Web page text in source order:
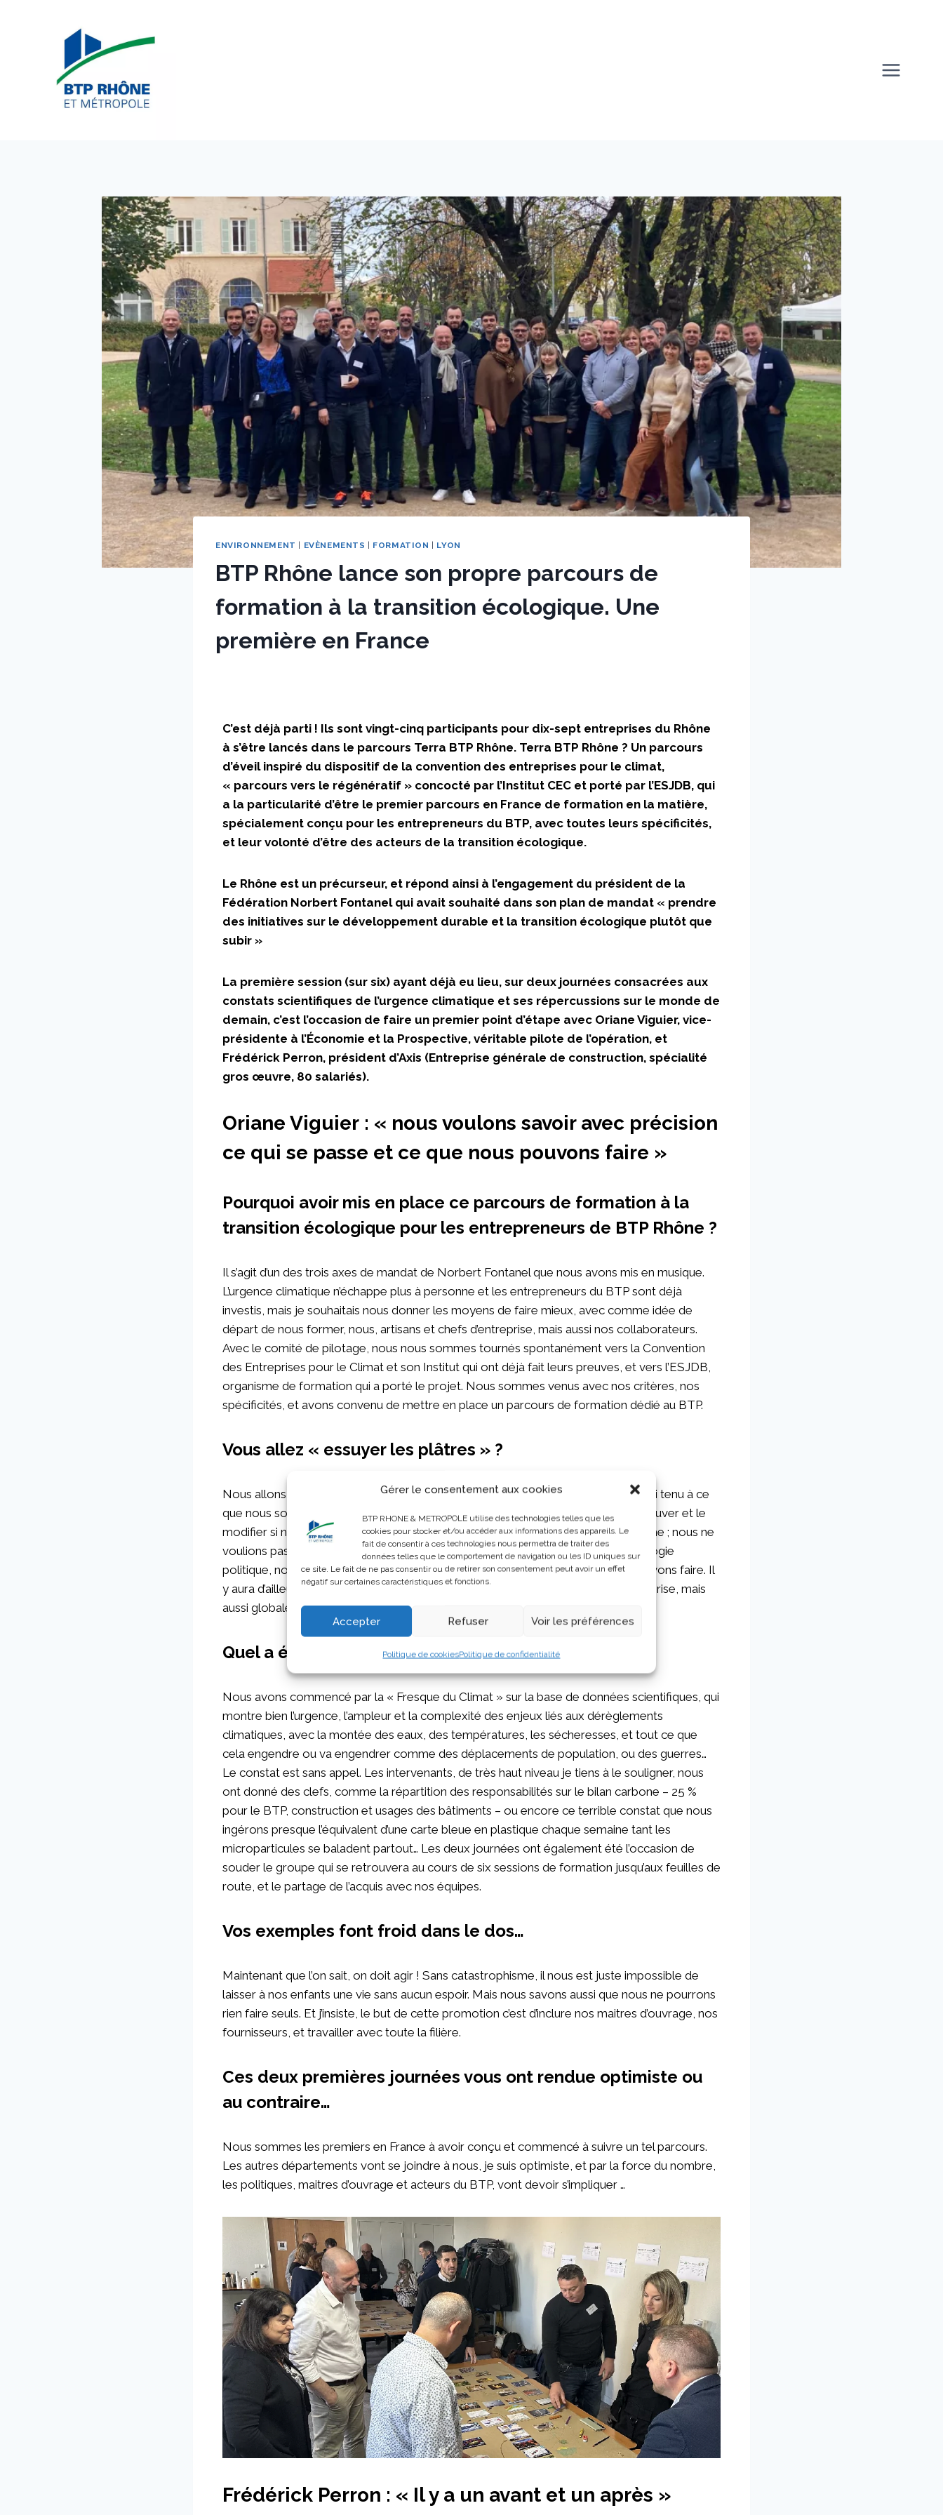
Gérer le consentement aux cookies
BTP RHONE & METROPOLE utilise des technologies telles que les
cookies pour stocker et/ou accéder aux informations des appareils. Le
fait de consentir à ces technologies nous permettra de traiter des
données telles que le comportement de navigation ou les ID uniques sur
ce site. Le fait de ne pas consentir ou de retirer son consentement peut avoir un effet
négatif sur certaines caractéristiques et fonctions.
Accepter Refuser Voir les préférences
Politique de cookiesPolitique de confidentialité
ENVIRONNEMENT EVÈNEMENTS FORMATION LYON
BTP Rhône lance son propre parcours de
formation à la transition écologique. Une
première en France
C’est déjà parti ! Ils sont vingt-cinq participants pour dix-sept entreprises du Rhône
à s’être lancés dans le parcours Terra BTP Rhône. Terra BTP Rhône ? Un parcours
d’éveil inspiré du dispositif de la convention des entreprises pour le climat,
« parcours vers le régénératif » concocté par l’Institut CEC et porté par l’ESJDB, qui
a la particularité d’être le premier parcours en France de formation en la matière,
spécialement conçu pour les entrepreneurs du BTP, avec toutes leurs spécificités,
et leur volonté d’être des acteurs de la transition écologique.
Le Rhône est un précurseur, et répond ainsi à l’engagement du président de la
Fédération Norbert Fontanel qui avait souhaité dans son plan de mandat « prendre
des initiatives sur le développement durable et la transition écologique plutôt que
subir »
La première session (sur six) ayant déjà eu lieu, sur deux journées consacrées aux
constats scientifiques de l’urgence climatique et ses répercussions sur le monde de
demain, c’est l’occasion de faire un premier point d’étape avec Oriane Viguier, vice-
présidente à l’Économie et la Prospective, véritable pilote de l’opération, et
Frédérick Perron, président d’Axis (Entreprise générale de construction, spécialité
gros œuvre, 80 salariés).
Oriane Viguier : « nous voulons savoir avec précision
ce qui se passe et ce que nous pouvons faire »
Pourquoi avoir mis en place ce parcours de formation à la
transition écologique pour les entrepreneurs de BTP Rhône ?
Il s’agit d’un des trois axes de mandat de Norbert Fontanel que nous avons mis en musique.
L’urgence climatique n’échappe plus à personne et les entrepreneurs du BTP sont déjà
investis, mais je souhaitais nous donner les moyens de faire mieux, avec comme idée de
départ de nous former, nous, artisans et chefs d’entreprise, mais aussi nos collaborateurs.
Avec le comité de pilotage, nous nous sommes tournés spontanément vers la Convention
des Entreprises pour le Climat et son Institut qui ont déjà fait leurs preuves, et vers l’ESJDB,
organisme de formation qui a porté le projet. Nous sommes venus avec nos critères, nos
spécificités, et avons convenu de mettre en place un parcours de formation dédié au BTP.
Vous allez « essuyer les plâtres » ?
Nous allons en effet être une promotion « pilote ». C’est la raison pour laquelle j’ai tenu à ce
que nous soyons plusieurs membres du bureau à suivre ce parcours afin de l’éprouver et le
modifier si nécessaire pour les promotions futures. Le mot clef est le pragmatisme ; nous ne
voulions pas d’une formation hors sol. Nous ne souhaitons pas de dogme, d’écologie
politique, nous voulons savoir avec précision ce qui se passe et ce que nous pouvons faire. Il
y aura d’ailleurs un livrable à la fin du parcours avec une feuille de route par entreprise, mais
aussi globale à notre promotion qui traitera de l’ensemble de la filière.
Quel a été le programme de ces deux journées ?
Nous avons commencé par la « Fresque du Climat » sur la base de données scientifiques, qui
montre bien l’urgence, l’ampleur et la complexité des enjeux liés aux dérèglements
climatiques, avec la montée des eaux, des températures, les sécheresses, et tout ce que
cela engendre ou va engendrer comme des déplacements de population, ou des guerres…
Le constat est sans appel. Les intervenants, de très haut niveau je tiens à le souligner, nous
ont donné des clefs, comme la répartition des responsabilités sur le bilan carbone – 25 %
pour le BTP, construction et usages des bâtiments – ou encore ce terrible constat que nous
ingérons presque l’équivalent d’une carte bleue en plastique chaque semaine tant les
microparticules se baladent partout… Les deux journées ont également été l’occasion de
souder le groupe qui se retrouvera au cours de six sessions de formation jusqu’aux feuilles de
route, et le partage de l’acquis avec nos équipes.
Vos exemples font froid dans le dos…
Maintenant que l’on sait, on doit agir ! Sans catastrophisme, il nous est juste impossible de
laisser à nos enfants une vie sans aucun espoir. Mais nous savons aussi que nous ne pourrons
rien faire seuls. Et j’insiste, le but de cette promotion c’est d’inclure nos maitres d’ouvrage, nos
fournisseurs, et travailler avec toute la filière.
Ces deux premières journées vous ont rendue optimiste ou
au contraire…
Nous sommes les premiers en France à avoir conçu et commencé à suivre un tel parcours.
Les autres départements vont se joindre à nous, je suis optimiste, et par la force du nombre,
les politiques, maitres d’ouvrage et acteurs du BTP, vont devoir s’impliquer …
Frédérick Perron : « Il y a un avant et un après »